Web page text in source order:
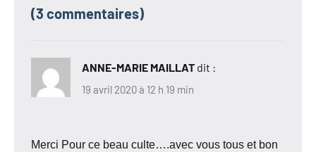
(3 commentaires)
ANNE-MARIE MAILLAT dit :
19 avril 2020 à 12 h 19 min
Merci Pour ce beau culte….avec vous tous et bon